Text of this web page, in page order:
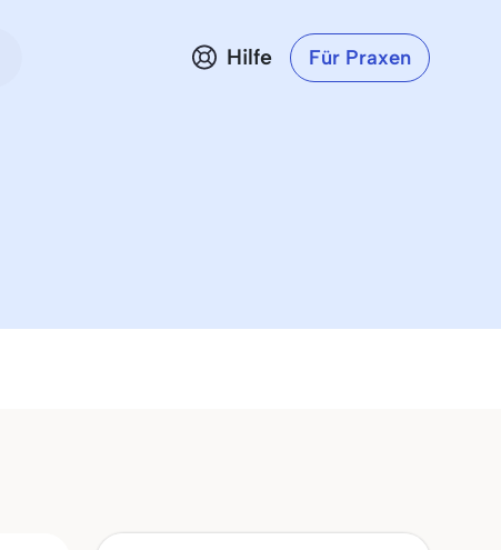
Hilfe Für Praxen